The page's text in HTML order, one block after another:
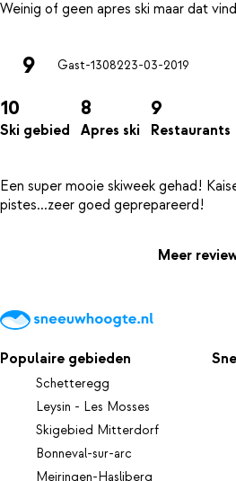
9 Gast-1308223-03-2019
10
Ski gebied
8
Apres ski
9
Restaurants
Een super mooie skiweek gehad!
Meer
Populaire gebieden
Schetteregg
Leysin - Les Mosses
Skigebied Mitterdorf
Bonneval-sur-arc
Meiringen-Hasliberg